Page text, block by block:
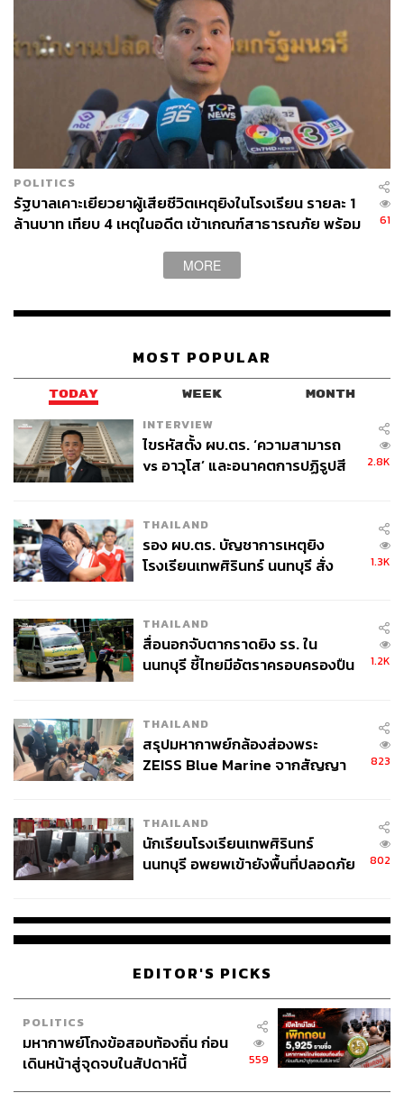
ไม่ปรากฏต่อสายตาสาธารณะอย่างเด่นชัด
สำหรับกระทรวงมหาดไทย ซึ่งนายกรัฐมนตรีกำกับดูแล
โดยตรง และรัฐมนตรีช่วยอีก 3 คน ได้แก่ พลพีร์ สุวรรณฉวี
เจเศรษฐ์ ไทยเศรษฐ์ และวรศิษฎ์ เลียงประสิทธิ์ ที่แม้จะมีพื้นที่
ข่าวเพิ่มขึ้น จากการต้องรับมือกับประเด็นร้อน
ทั้งคดีทุจริตการสอบท้องถิ่น การปราบปรามผู้มีอิทธิพล และ
ปัญหาภายในองค์กร ทำให้ต้องออกมาชี้แจงต่อสื่ออย่างต่อ
เนื่อง แต่ผลลัพธ์ของการแก้ไขปัญหายังคงเป็นประเด็นที่
สังคมจับตา จึงอาจยังไม่ใช่ผลงานที่สร้างความโดดเด่นได้
เศรษฐกิจและการต่างประเทศ ได้แก่เอกนิติ นิติทัณฑ์ประภา
รัฐมนตรีว่าการกระทรวงการคลัง สีหศักดิ์ พวงเกตุแก้ว
รัฐมนตรีว่าการกระทรวงการต่างประเทศ และศุภจี สุธรรม
เอกนิติรับบทเป็นกำลังหลักในการขับเคลื่อนนโยบาย
เศรษฐกิจของรัฐบาลในภาพรวม ทั้งการฟื้นฟูเศรษฐกิจ การ
โดยเฉพาะโครงการไทยช่วยไทยพลัส ซึ่งเป็นหนึ่งใน
มาตรการหลักที่มุ่งช่วยเหลือประชาชนและผู้ประกอบการ
พร้อมกระตุ้นกิจกรรมทางเศรษฐกิจภายในประเทศ
ต่างประเทศและเสริมสร้างความร่วมมือกับนานาชาติ โดย
เฉพาะการบริหารสถานการณ์ชายแดนไทย-กัมพูชา ควบคู่
กับการสร้างความเชื่อมั่นต่อประเทศไทยบนเวทีระหว่าง
ภูมิรัฐศาสตร์ที่มีความละเอียดอ่อน
ส่วนศุภจี ซึ่งได้รับความสนใจอย่างมากตั้งแต่ก่อนเข้ารับ
ตำแหน่งจากประสบการณ์ในภาคธุรกิจ กลับมีบทบาทบน
กระทรวงพาณิชย์ จนเกิดคำถามว่าความคาดหวังที่เคยสูง
กำลังกลายเป็นแรงกดดันทางการเมืองหรือไม่
ไปถึงรัฐมนตรีทุกคนว่า ในยุคที่การรับรู้ของประชาชนมี
เพียงพอ หากไม่สามารถสื่อสารให้สังคมเห็นถึงผลลัพธ์ที่เกิด
ขึ้นได้
จากนี้ สิ่งที่จะตอบได้ว่า คำเตือนครั้งนี้จะนำไปสู่การ
เปลี่ยนแปลงจริงหรือไม่ คงไม่ใช่คำพูดของนายกรัฐมนตรี แต่
POLITICS
รัฐบาลเคาะเยียวยาผู้เสียชีวิตเหตุยิงในโรงเรียน รายละ 1
ล้านบาท เทียบ 4 เหตุในอดีต เข้าเกณฑ์สาธารณภัย พร้อม
61
MORE
MOST POPULAR
TODAY WEEK MONTH
INTERVIEW
ไขรหัสตั้ง ผบ.ตร. ‘ความสามารถ
vs อาวุโส’ และอนาคตการปฏิรูปสี
2.8K
THAILAND
รอง ผบ.ตร. บัญชาการเหตุยิง
โรงเรียนเทพศิรินทร์ นนทบุรี สั่ง
1.3K
THAILAND
สื่อนอกจับตากราดยิง รร. ใน
นนทบุรี ชี้ไทยมีอัตราครอบครองปืน
1.2K
THAILAND
สรุปมหากาพย์กล้องส่องพระ
ZEISS Blue Marine จากสัญญา
จ่ายหนี้-แอบระบุแบรนด์
823
THAILAND
นักเรียนโรงเรียนเทพศิรินทร์
นนทบุรี อพยพเข้ายังพื้นที่ปลอดภัย
802
EDITOR'S PICKS
POLITICS
มหากาพย์โกงข้อสอบท้องถิ่น ก่อน
เดินหน้าสู่จุดจบในสัปดาห์นี้
559